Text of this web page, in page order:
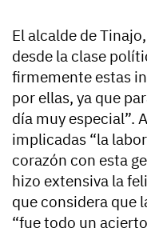
El alcalde de
desde la clase
firmemente estas
por ellas, ya que
día muy especial”.
implicadas “la
corazón con esta
hizo extensiva la
que considera que
“fue todo un